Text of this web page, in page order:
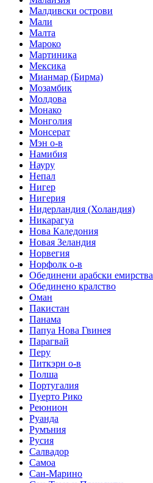
Малдивски острови
Мали
Малта
Мароко
Мартиника
Мексика
Мианмар (Бирма)
Мозамбик
Молдова
Монако
Монголия
Монсерат
Мэн о-в
Намибия
Науру
Непал
Нигер
Нигерия
Нидерландия (Холандия)
Никарагуа
Нова Каледония
Новая Зеландия
Норвегия
Норфолк о-в
Обединени арабски емирства
Обединено кралство
Оман
Пакистан
Панама
Папуа Нова Гвинея
Парагвай
Перу
Питкэрн о-в
Полша
Португалия
Пуерто Рико
Реюнион
Руанда
Румъния
Русия
Салвадор
Самоа
Сан-Марино